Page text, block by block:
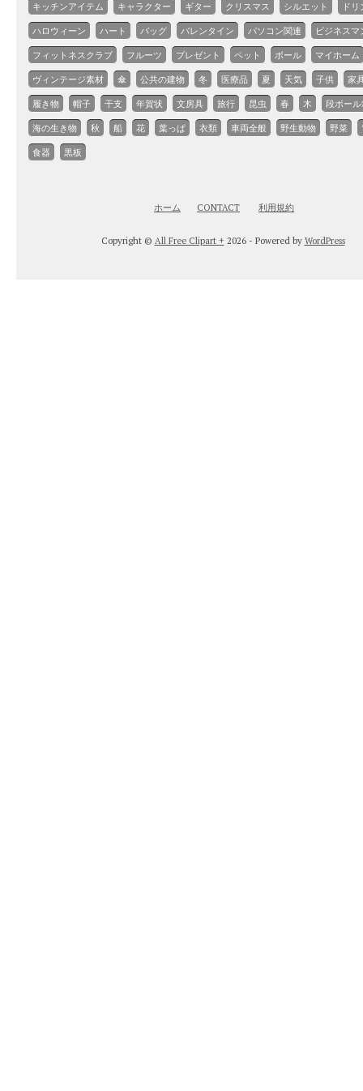
キッチンアイテム キャラクター ギター クリスマス シルエット ド
ハロウィーン ハート バッグ バレンタイン パソコン関連 ビジネスマ
フィットネスクラブ フルーツ プレゼント ペット ボール マイホーム
ヴィンテージ素材 傘 公共の建物 冬 医療品 夏 天気 子供 家
履き物 帽子 干支 年賀状 文房具 旅行 昆虫 春 木 段ボー
海の生き物 秋 船 花 葉っぱ 衣類 車両全般 野生動物 野菜
食器 黒板
ホーム CONTACT 利用規約
Copyright © All Free Clipart + 2026 - Powered by WordPress